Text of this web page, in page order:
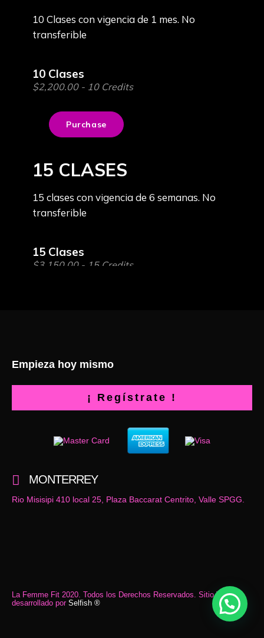
Empieza hoy mismo
MONTERREY
Rio Misisipi 410 local 25, Plaza Baccarat Centrito, Valle SPGG.
La Femme Fit 2020. Todos los Derechos Reservados. Sitio Web
desarrollado por Selfish ®